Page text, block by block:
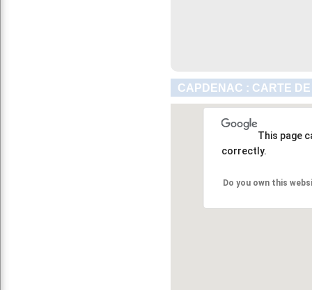
CAPDENAC : CARTE
This page
correctly.
Do you own this